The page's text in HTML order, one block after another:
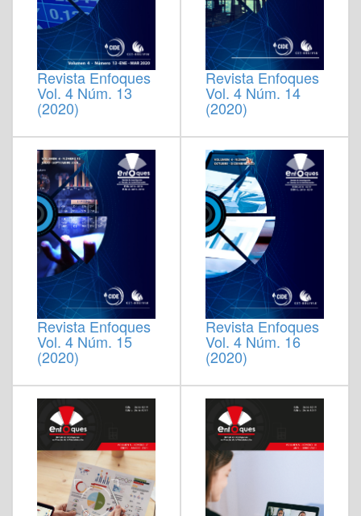
Revista Enfoques
Vol. 4 Núm. 13
(2020)
Revista Enfoques
Vol. 4 Núm. 14
(2020)
Revista Enfoques
Vol. 4 Núm. 15
(2020)
Revista Enfoques
Vol. 4 Núm. 16
(2020)